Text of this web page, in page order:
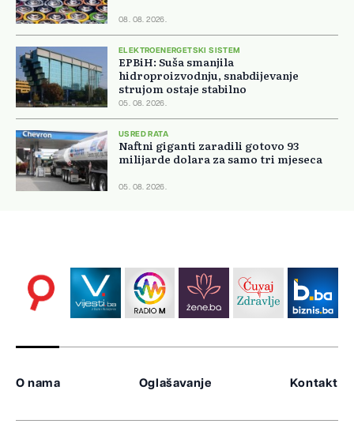
08. 08. 2026.
ELEKTROENERGETSKI SISTEM
EPBiH: Suša smanjila
hidroproizvodnju, snabdijevanje
strujom ostaje stabilno
05. 08. 2026.
USRED RATA
Naftni giganti zaradili gotovo 93
milijarde dolara za samo tri mjeseca
05. 08. 2026.
O nama Oglašavanje Kontakt